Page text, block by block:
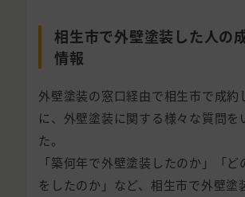
相生市で外壁塗装した人の
情報
外壁塗装の窓口経由で相生市で成約
に、外壁塗装に関する様々な質問を
た。
「築何年で外壁塗装したのか」「
をしたのか」など、相生市で外壁塗